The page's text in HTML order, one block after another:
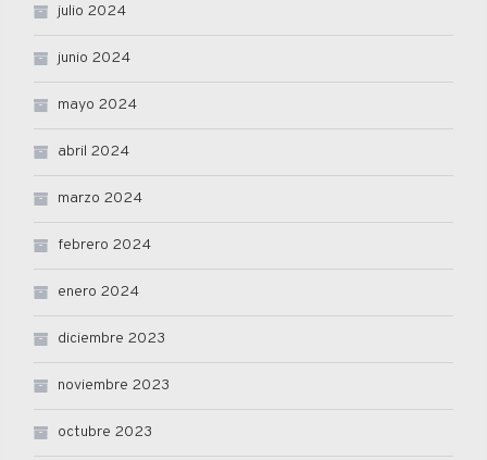
julio 2024
junio 2024
mayo 2024
abril 2024
marzo 2024
febrero 2024
enero 2024
diciembre 2023
noviembre 2023
octubre 2023